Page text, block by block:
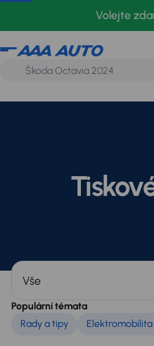
Volejte
Populární témata
Rady a tipy
Elektromobilita